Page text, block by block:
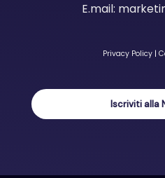
E.mail:
Privacy Policy |
Iscriviti alla